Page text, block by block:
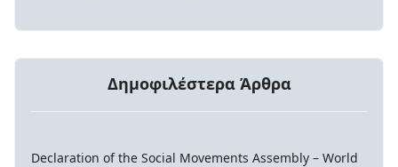
Δημοφιλέστερα Άρθρα
Declaration of the Social Movements Assembly – World